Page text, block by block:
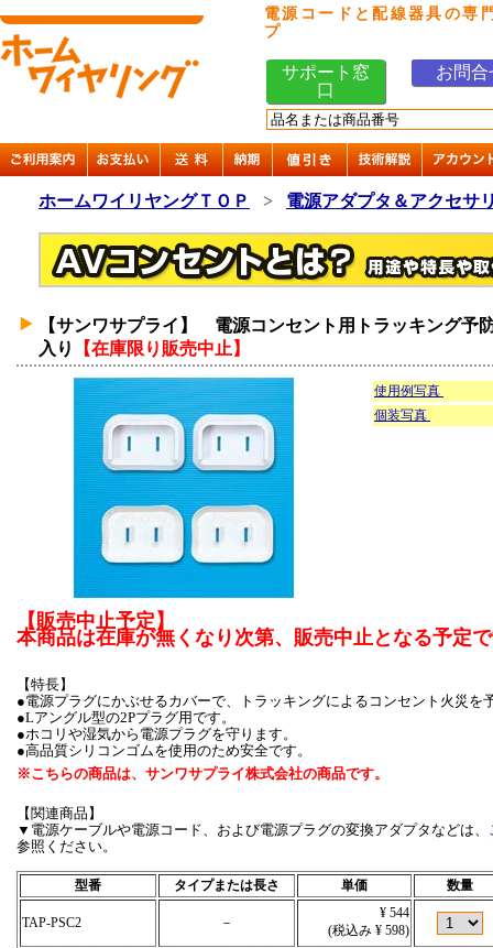
電源コードと配線器具の専
プ
サポート窓
口
お問合
ホームワイリヤングＴＯＰ > 電源アダプタ＆アクセサ
【サンワサプライ】 電源コンセント用トラッキング予
入り
【在庫限り販売中止】
使用例写真
個装写真
【販売中止予定】
本商品は在庫が無くなり次第、販売中止となる予定
【特長】
●電源プラグにかぶせるカバーで、トラッキングによるコンセント火災を
●Lアングル型の2Pプラグ用です。
●ホコリや湿気から電源プラグを守ります。
●高品質シリコンゴムを使用のため安全です。
※こちらの商品は、サンワサプライ株式会社の商品です。
【関連商品】
▼電源ケーブルや電源コード、および電源プラグの変換アダプタなどは、
参照ください。
型番 タイプまたは長さ 単価 数量
TAP-PSC2 －
¥ 544
(税込み ¥ 598)